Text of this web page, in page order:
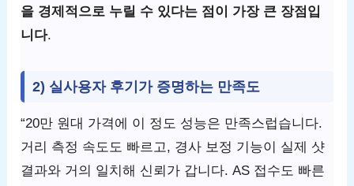
을 경제적으로 누릴 수 있다는 점이 가장 큰 장점입
니다.
2) 실사용자 후기가 증명하는 만족도
“20만 원대 가격에 이 정도 성능은 만족스럽습니다.
거리 측정 속도도 빠르고, 경사 보정 기능이 실제 샷
결과와 거의 일치해 신뢰가 갑니다. AS 접수도 빠른